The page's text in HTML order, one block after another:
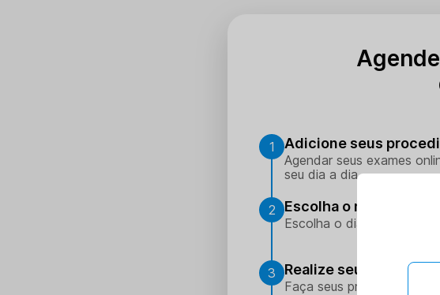
1 Adicione seus
Agendar seus exames
seu dia a dia.
2 Escolha o melhor dia e
Escolha o dia e hora que
3 Realize seus
Faça seus